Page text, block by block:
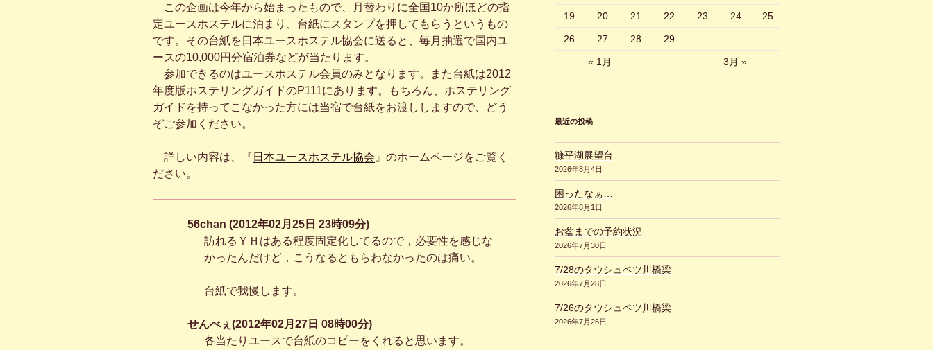
この企画は今年から始まったもので、月替わりに全国10か所ほどの指
定ユースホステルに泊まり、台紙にスタンプを押してもらうというもの
です。その台紙を日本ユースホステル協会に送ると、毎月抽選で国内ユ
ースの10,000円分宿泊券などが当たります。
参加できるのはユースホステル会員のみとなります。また台紙は2012
年度版ホステリングガイドのP111にあります。もちろん、ホステリング
ガイドを持ってこなかった方には当宿で台紙をお渡ししますので、どう
ぞご参加ください。
詳しい内容は、『 日本ユースホステル協会 』のホームページをご覧く
ださい。
56chan (2012年02月25日 23時09分)
訪れるＹＨはある程度固定化してるので，必要性を感じな
かったんだけど，こうなるともらわなかったのは痛い。
台紙で我慢します。
せんべぇ(2012年02月27日 08時00分)
各当たりユースで台紙のコピーをくれると思います。
19 20 21 22 23 24 25
26 27 28 29
« 1月 3月 »
最近の投稿
糠平湖展望台
2026年8月4日
困ったなぁ…
2026年8月1日
お盆までの予約状況
2026年7月30日
7/28のタウシュベツ川橋梁
2026年7月28日
7/26のタウシュベツ川橋梁
2026年7月26日